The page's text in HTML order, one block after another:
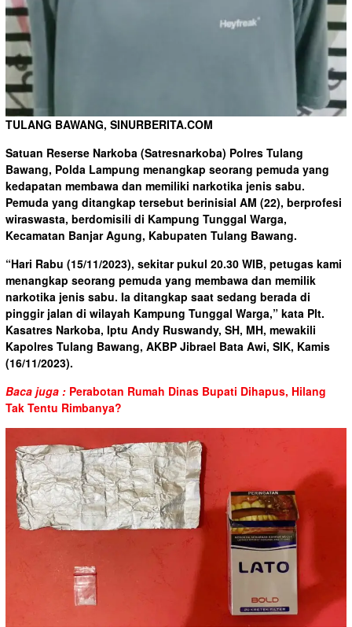
TULANG BAWANG, SINURBERITA.COM
Satuan Reserse Narkoba (Satresnarkoba) Polres Tulang
Bawang, Polda Lampung menangkap seorang pemuda yang
kedapatan membawa dan memiliki narkotika jenis sabu.
Pemuda yang ditangkap tersebut berinisial AM (22), berprofesi
wiraswasta, berdomisili di Kampung Tunggal Warga,
Kecamatan Banjar Agung, Kabupaten Tulang Bawang.
“Hari Rabu (15/11/2023), sekitar pukul 20.30 WIB, petugas kami
menangkap seorang pemuda yang membawa dan memilik
narkotika jenis sabu. Ia ditangkap saat sedang berada di
pinggir jalan di wilayah Kampung Tunggal Warga,” kata Plt.
Kasatres Narkoba, Iptu Andy Ruswandy, SH, MH, mewakili
Kapolres Tulang Bawang, AKBP Jibrael Bata Awi, SIK, Kamis
(16/11/2023).
Baca juga : Perabotan Rumah Dinas Bupati Dihapus, Hilang
Tak Tentu Rimbanya?